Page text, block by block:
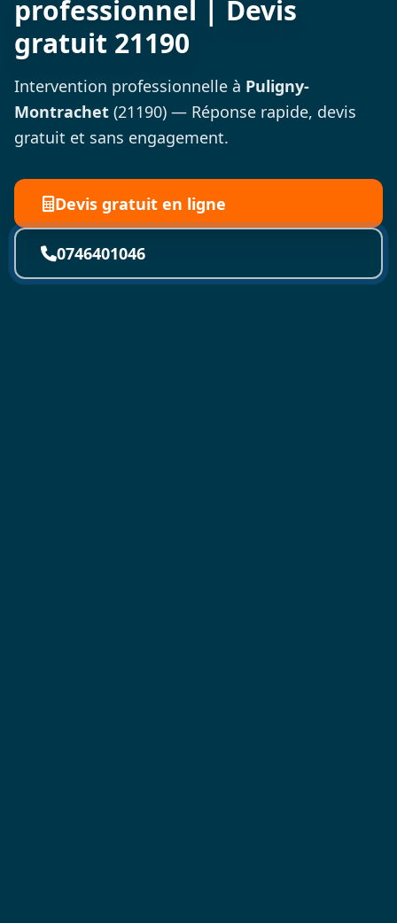
professionnel | Devis
gratuit 21190
Intervention professionnelle à Puligny-
Montrachet (21190) — Réponse rapide, devis
gratuit et sans engagement.
Devis gratuit en ligne
0746401046